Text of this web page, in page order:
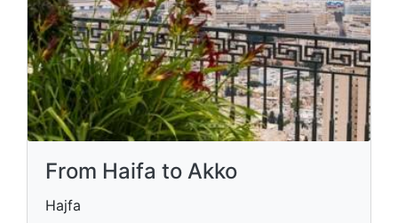
From Haifa to Akko
Hajfa